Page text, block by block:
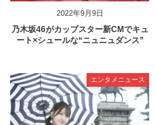
2022年9月9日
乃木坂46がカップスター新CMでキュ
ート×シュールな“ニュニュダンス”
エンタメニュース